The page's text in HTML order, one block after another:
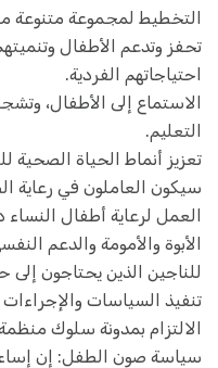
التخطيط لمجموعة متنوعة
تحفز وتدعم الأطفال
احتياجاتهم الفردية.
الاستماع إلى الأطفال،
التعليم.
تعزيز أنماط الحياة الصحية
سيكون العاملون في رعاية
للناجين الذين يحتاجون
تنفيذ السياسات
الالتزام بمدونة سلوك
سياسة صون الطفل: إن